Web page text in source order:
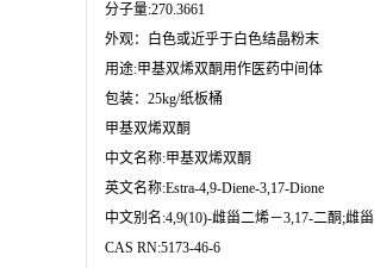
分子量:270.3661
外观：白色或近乎于白色结晶粉末
用途:甲基双烯双酮用作医药中间体
包装：25kg/纸板桶
甲基双烯双酮
中文名称:甲基双烯双酮
英文名称:Estra-4,9-Diene-3,17-Dione
中文别名:4,9(10)-雌甾二烯－3,17-二酮;雌
CAS RN:5173-46-6